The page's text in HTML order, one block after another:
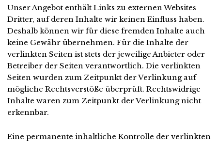
Unser Angebot enthält Links zu externen Websites
Dritter, auf deren Inhalte wir keinen Einfluss haben.
Deshalb können wir für diese fremden Inhalte auch
keine Gewähr übernehmen. Für die Inhalte der
verlinkten Seiten ist stets der jeweilige Anbieter oder
Betreiber der Seiten verantwortlich. Die verlinkten
Seiten wurden zum Zeitpunkt der Verlinkung auf
mögliche Rechtsverstöße überprüft. Rechtswidrige
Inhalte waren zum Zeitpunkt der Verlinkung nicht
erkennbar.
Eine permanente inhaltliche Kontrolle der verlinkten